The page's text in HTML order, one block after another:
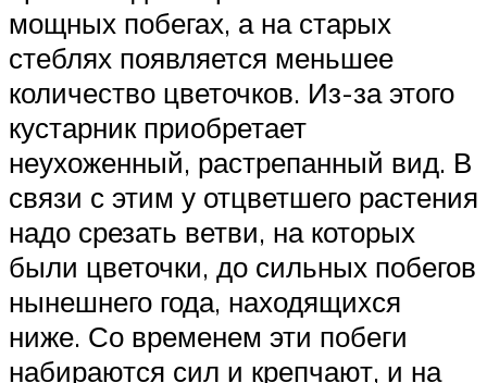
мощных побегах, а на старых
стеблях появляется меньшее
количество цветочков. Из-за этого
кустарник приобретает
неухоженный, растрепанный вид. В
связи с этим у отцветшего растения
надо срезать ветви, на которых
были цветочки, до сильных побегов
нынешнего года, находящихся
ниже. Со временем эти побеги
набираются сил и крепчают, и на